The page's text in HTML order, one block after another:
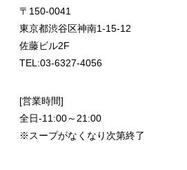
〒 150-0041
東京都渋谷区神南1-15-12
佐藤ビル2F
TEL:03-6327-4056
[営業時間]
全日-11:00～21:00
※スープがなくなり次第終了